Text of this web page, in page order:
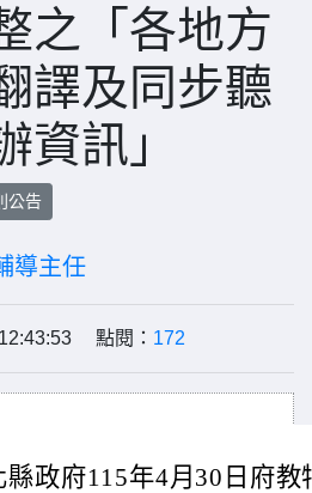
之「各地方
譯及同步聽
資訊」
公告
導主任
點閱： 172
縣政府115年4月30日府教